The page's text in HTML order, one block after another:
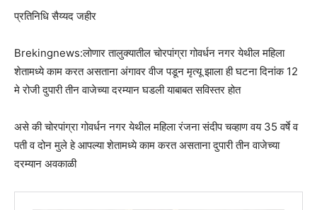
प्रतिनिधि सैय्यद जहीर
Brekingnews:लोणार तालुक्यातील चोरपांग्रा गोवर्धन नगर येथील महिला
शेतामध्ये काम करत असताना अंगावर वीज पडून मृत्यू झाला ही घटना दिनांक 12
मे रोजी दुपारी तीन वाजेच्या दरम्यान घडली याबाबत सविस्तर होत
असे की चोरपांग्रा गोवर्धन नगर येथील महिला रंजना संदीप चव्हाण वय 35 वर्षे व
पती व दोन मुले हे आपल्या शेतामध्ये काम करत असताना दुपारी तीन वाजेच्या
दरम्यान अवकाळी